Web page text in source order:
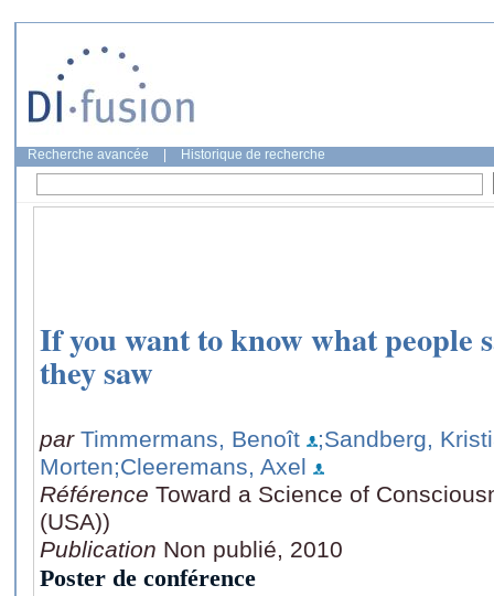
Recherche avancée Historique de recherche
If you want to know what people
they saw
par Timmermans, Benoît
;Sandberg,
Morten;Cleeremans, Axel
Référence Toward a Science of
(USA))
Publication Non publié, 2010
Poster de conférence